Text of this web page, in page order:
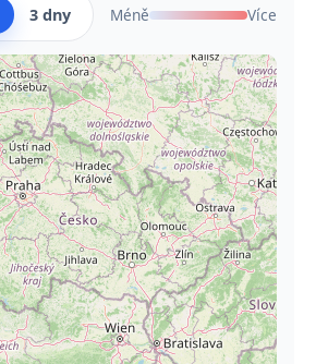
3 dny Méně Více